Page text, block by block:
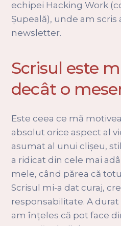
echipei Hacking Work
Șupeală), unde am
newsletter.
Scrisul este
decât o
Este ceea ce mă
absolut orice aspect al
asumat al unui clișeu,
a ridicat din cele mai
mele, când părea că
Scrisul mi-a dat curaj,
responsabilitate. A
am înțeles că pot face